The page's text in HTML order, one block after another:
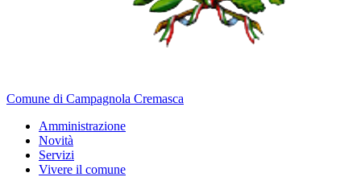
Comune di Campagnola Cremasca
Amministrazione
Novità
Servizi
Vivere il comune